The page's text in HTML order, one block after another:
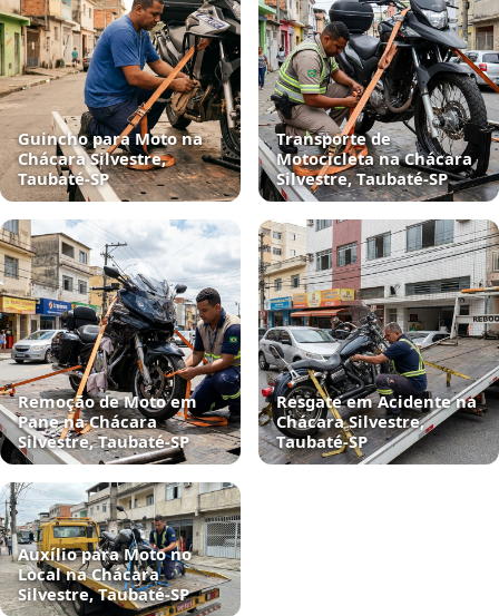
Guincho para Moto na
Chácara Silvestre,
Taubaté‑SP
Transporte de
Motocicleta na Chácara
Silvestre, Taubaté‑SP
Remoção de Moto em
Pane na Chácara
Silvestre, Taubaté‑SP
Resgate em Acidente na
Chácara Silvestre,
Taubaté‑SP
Auxílio para Moto no
Local na Chácara
Silvestre, Taubaté‑SP